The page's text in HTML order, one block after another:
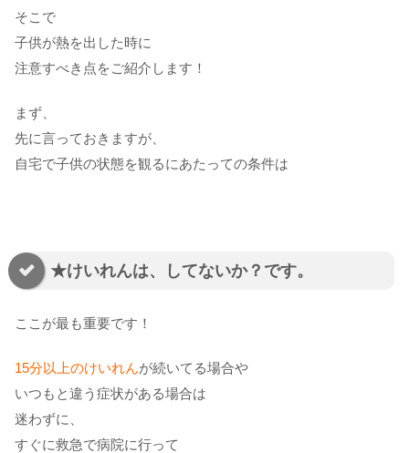
そこで
子供が熱を出した時に
注意すべき点をご紹介します！
まず、
先に言っておきますが、
自宅で子供の状態を観るにあたっての条件は
★けいれんは、してないか？です。
ここが最も重要です！
15分以上のけいれんが続いてる場合や
いつもと違う症状がある場合は
迷わずに、
すぐに救急で病院に行って